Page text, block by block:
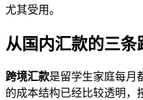
尤其受用。
从国内汇款的三条
跨境汇款是留学生家庭每月
的成本结构已经比较透明，